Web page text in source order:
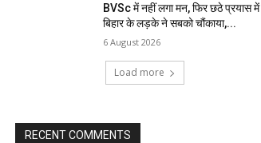
BVSc में नहीं लगा मन, फिर छठे प्रयास में
बिहार के लड़के ने सबको चौंकाया,...
6 August 2026
Load more
RECENT COMMENTS